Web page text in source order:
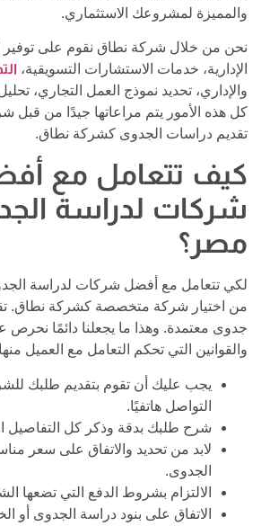
والمميزة لمشروعك الاستثماري.
نحن من خلال شركة نطاق نقوم على توفير
الإدارية، خدمات الاستشارات التسويقية،
والإداري، تحديد نموذج العمل التجاري،
كل هذه الأمور يتم مراعاتها جيدًا من
تقديم دراسات الجدوى كشركة نطاق.
كيف تتعامل مع
شركات لدراسة
مصر؟
لكي تتعامل مع أفضل شركات لدراسة
من اختيار شركة متخصصة كشركة نطاق.
جدوى معتمدة. وهذا ما يجعلنا دائمًا نحرص
والقوانين التي تحكم التعامل مع العميل
يجب عليك أن تقوم بتقديم طلبك
التواصل هاتفيًا.
شرح طلبك بدقة وذكر كل التفاصيل
لابد من تحديد والاتفاق على سعر
الجدوى.
الالتزام بشروط الدفع التي تضعها
الاتفاق على بنود دراسة الجدوى أو